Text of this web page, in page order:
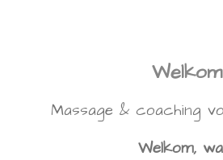
Massage & coaching
Welkom,